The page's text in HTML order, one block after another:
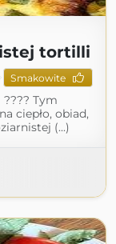
tortilli
Smakowite
Tym
ciepło, obiad,
(...)